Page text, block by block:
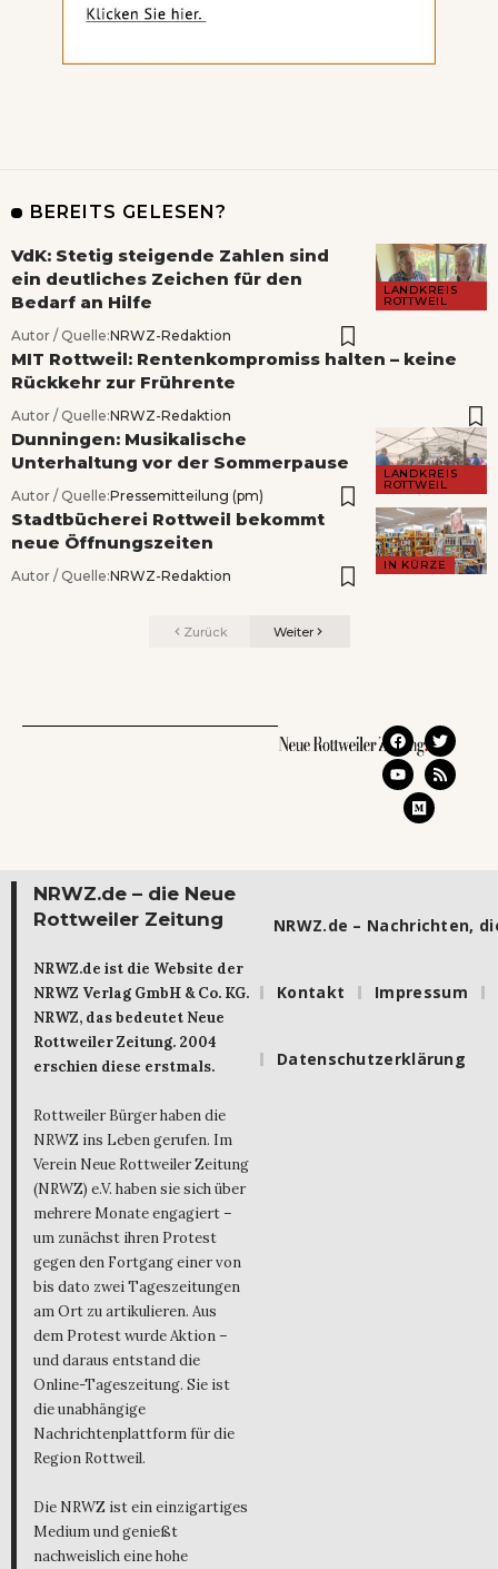
BEREITS GELESEN?
LANDKREIS
ROTTWEIL
VdK: Stetig steigende Zahlen sind
ein deutliches Zeichen für den
Bedarf an Hilfe
Autor / Quelle:NRWZ-Redaktion
MIT Rottweil: Rentenkompromiss halten – keine
Rückkehr zur Frührente
Autor / Quelle:NRWZ-Redaktion
LANDKREIS
ROTTWEIL
Dunningen: Musikalische
Unterhaltung vor der Sommerpause
Autor / Quelle:Pressemitteilung (pm)
IN KÜRZE
Stadtbücherei Rottweil bekommt
neue Öffnungszeiten
Autor / Quelle:NRWZ-Redaktion
Zurück Weiter
NRWZ.de – die Neue
Rottweiler Zeitung
NRWZ.de ist die Website der
NRWZ Verlag GmbH & Co. KG.
NRWZ, das bedeutet Neue
Rottweiler Zeitung. 2004
erschien diese erstmals.
Rottweiler Bürger haben die
NRWZ ins Leben gerufen. Im
Verein Neue Rottweiler Zeitung
(NRWZ) e.V. haben sie sich über
mehrere Monate engagiert –
um zunächst ihren Protest
gegen den Fortgang einer von
bis dato zwei Tageszeitungen
am Ort zu artikulieren. Aus
dem Protest wurde Aktion –
und daraus entstand die
Online-Tageszeitung. Sie ist
die unabhängige
Nachrichtenplattform für die
Region Rottweil.
Die NRWZ ist ein einzigartiges
Medium und genießt
nachweislich eine hohe
NRWZ.de – Nachrichten,
Kontakt Impressum
Datenschutzerklärung